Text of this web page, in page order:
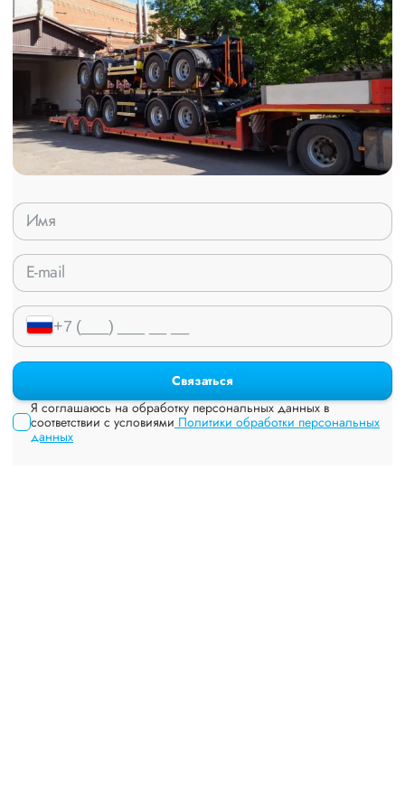
Я соглашаюсь на обработку персональных данных в
соответствии с условиями Политики обработки персональных
данных
Связаться